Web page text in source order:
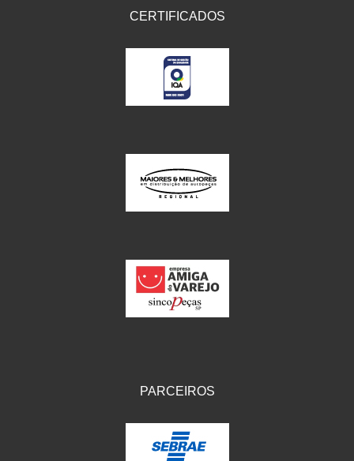
CERTIFICADOS
PARCEIROS